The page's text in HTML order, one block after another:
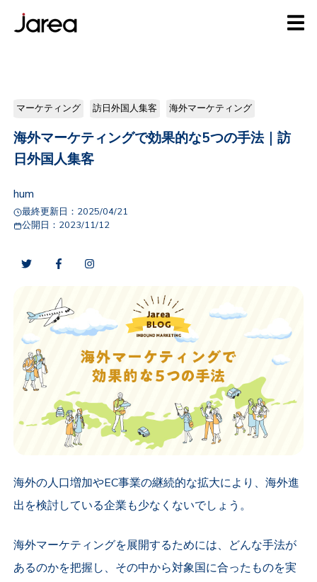
マーケティング 訪日外国人集客 海外マーケティング
海外マーケティングで効果的な5つの手法｜訪
日外国人集客
hum
最終更新日： 2025/04/21
公開日： 2023/11/12
海外の人口増加やEC事業の継続的な拡大により、海外進
出を検討している企業も少なくないでしょう。
海外マーケティングを展開するためには、どんな手法が
あるのかを把握し、その中から対象国に合ったものを実